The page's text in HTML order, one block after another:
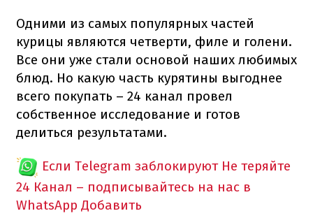
Одними из самых популярных частей
курицы являются четверти, филе и голени.
Все они уже стали основой наших любимых
блюд. Но какую часть курятины выгоднее
всего покупать – 24 канал провел
собственное исследование и готов
делиться результатами.
Если Telegram заблокируют Не теряйте
24 Канал – подписывайтесь на нас в
WhatsApp Добавить